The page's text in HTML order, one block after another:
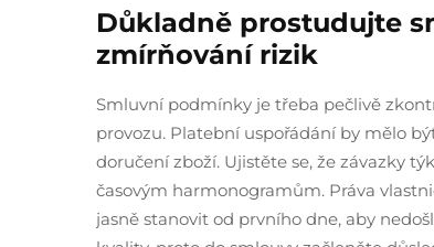
Důkladně prostudujte
zmírňování rizik
Smluvní podmínky je třeba pečlivě
provozu. Platební uspořádání by mělo
doručení zboží. Ujistěte se, že závazky
časovým harmonogramům. Práva
jasně stanovit od prvního dne, aby